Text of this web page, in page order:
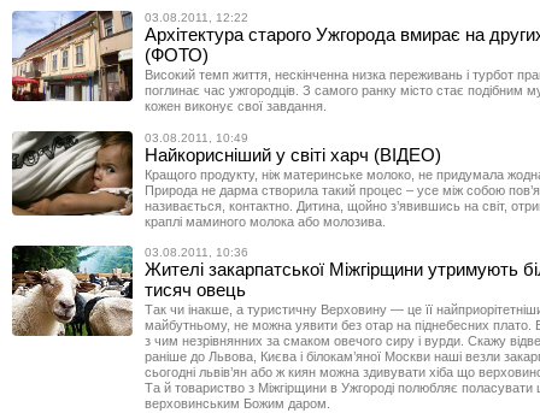
03.08.2011, 12:22
Архітектура старого Ужгорода вмирає на
(ФОТО)
Високий темп життя, нескінченна низка переживань і турбот
поглинає час ужгородців. З самого ранку місто стає подібним
кожен виконує свої завдання.
03.08.2011, 10:49
Найкорисніший у світі харч (ВІДЕО)
Кращого продукту, ніж материнське молоко, не придумала
Природа не дарма створила такий процес – усе між собою
називається, контактно. Дитина, щойно з’явившись на світ,
краплі маминого молока або молозива.
03.08.2011, 10:36
Жителі закарпатської Міжгірщини утримують
тисяч овець
Так чи інакше, а туристичну Верховину — це її
майбутньому, не можна уявити без отар на піднебесних плато.
з чим незрівнянних за смаком овечого сиру і вурди. Скажу
раніше до Львова, Києва і білокам’яної Москви наші везли
сьогодні львів’ян або ж киян можна здивувати хіба що
Та й товариство з Міжгірщини в Ужгороді полюбляє поласувати
верховинським Божим даром.